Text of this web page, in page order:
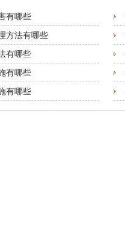
有哪些
方法有哪些
有哪些
有哪些
有哪些